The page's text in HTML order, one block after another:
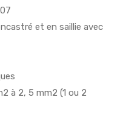
et en saillie avec
à 2, 5 mm2 (1 ou 2